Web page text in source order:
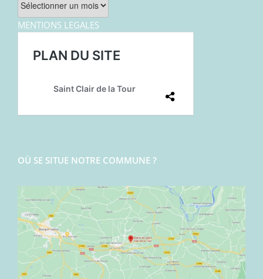
MENTIONS LEGALES
OÙ SE SITUE NOTRE COMMUNE ?